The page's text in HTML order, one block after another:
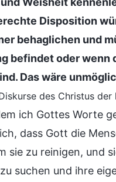
Disposition
behaglichen und
befindet oder wenn
Das wäre
des Christus der
ich Gottes Worte
dass Gott die
sie zu reinigen, und
suchen und ihre